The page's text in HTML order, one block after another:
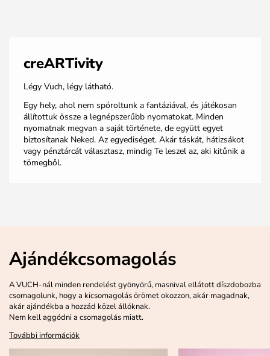
creARTivity
Légy Vuch, légy látható.
Egy hely, ahol nem spóroltunk a fantáziával, és játékosan
állítottuk össze a legnépszerűbb nyomatokat. Minden
nyomatnak megvan a saját története, de együtt egyet
biztosítanak Neked. Az egyediséget. Akár táskát, hátizsákot
vagy pénztárcát választasz, mindig Te leszel az, aki kitűnik a
tömegből.
Ajándékcsomagolás
A VUCH-nál minden rendelést gyönyörű, masnival ellátott díszdobozba
csomagolunk, hogy a kicsomagolás örömet okozzon, akár magadnak,
akár ajándékba a hozzád közel állóknak.
Nem kell aggódni a csomagolás miatt.
További információk